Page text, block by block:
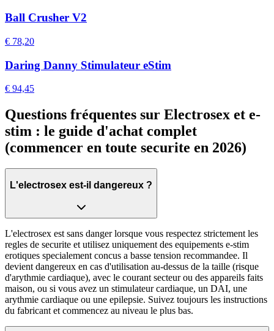
Ball Crusher V2
€ 78,20
Daring Danny Stimulateur eStim
€ 94,45
Questions fréquentes sur Electrosex et e-
stim : le guide d'achat complet
(commencer en toute securite en 2026)
L'electrosex est-il dangereux ?
L'electrosex est sans danger lorsque vous respectez strictement les
regles de securite et utilisez uniquement des equipements e-stim
erotiques specialement concus a basse tension recommandee. Il
devient dangereux en cas d'utilisation au-dessus de la taille (risque
d'arythmie cardiaque), avec le courant secteur ou des appareils faits
maison, ou si vous avez un stimulateur cardiaque, un DAI, une
arythmie cardiaque ou une epilepsie. Suivez toujours les instructions
du fabricant et commencez au niveau le plus bas.